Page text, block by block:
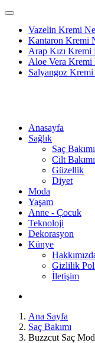
Vazelin Kremi
Kantaron Kremi
Arap Kızı Kremi
Aloe Vera Kremi
Salyangoz
Anasayfa
Sağlık
Saç Bakımı
Cilt Bakımı
Güzellik
Diyet
Moda
Yaşam
Anne - Çocuk
Teknoloji
Dekorasyon
Künye
Gizlilik
İletişim
Ana Sayfa
Saç Bakımı
Buzzcut Saç